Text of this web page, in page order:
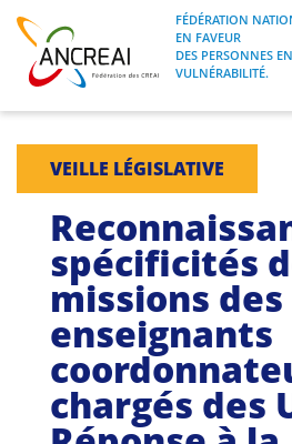
Skip
content
ANCREAI
FÉDÉRATION
FAVEUR DES
FÉDÉRATION
EN FAVEUR
DES PERSONNES
VULNÉRABILITÉ.
À propos
Journées nationales
Formations
Projets Fédéraux
VEILLE LÉGISLATIVE
spécificités
missions des
enseignants
chargés des